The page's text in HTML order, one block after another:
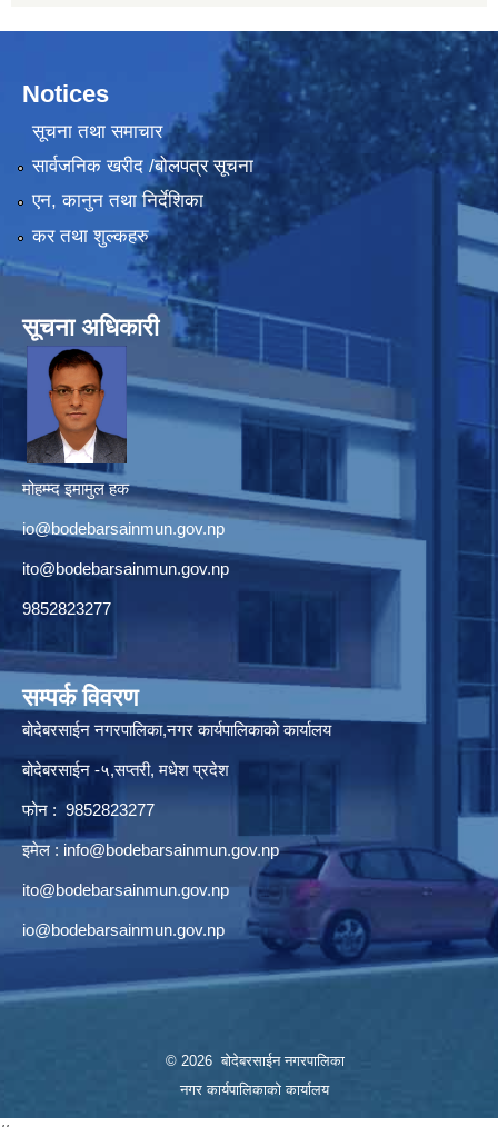
Notices
सूचना तथा समाचार
सार्वजनिक खरीद /बोलपत्र सूचना
एन, कानुन तथा निर्देशिका
कर तथा शुल्कहरु
सूचना अधिकारी
मोहम्म्द इमामुल हक
io@bodebarsainmun.gov.np
ito@bodebarsainmun.gov.np
9852823277
सम्पर्क विवरण
बोदेबरसाईन नगरपालिका,नगर कार्यपालिकाको कार्यालय
बोदेबरसाईन -५,सप्तरी, मधेश प्रदेश
फोन : 9852823277
इमेल : info@bodebarsainmun.gov.np
ito@bodebarsainmun.gov.np
io@bodebarsainmun.gov.np
© 2026 बोदेबरसाईन नगरपालिका
नगर कार्यपालिकाको कार्यालय